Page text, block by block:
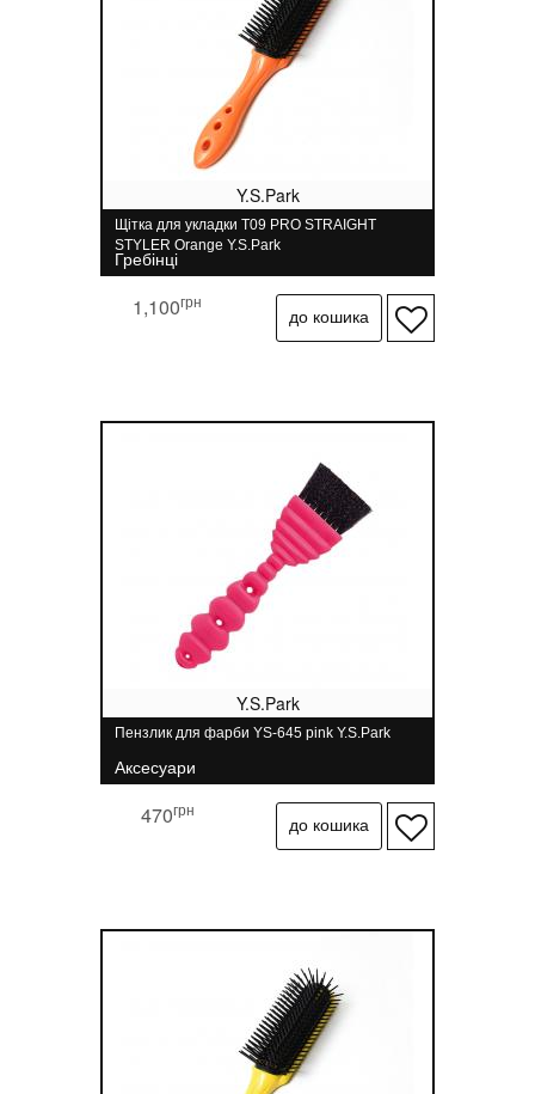
Y.S.Park
Щітка для укладки T09 PRO STRAIGHT
STYLER Orange Y.S.Park
Гребінці
1,100грн
Y.S.Park
Пензлик для фарби YS-645 pink Y.S.Park
Аксесуари
470грн